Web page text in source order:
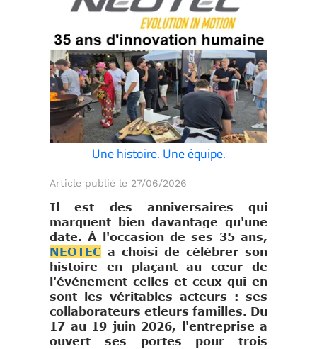
Une histoire. Une équipe.
Article publié le 27/06/2026
Il est des anniversaires qui
marquent bien davantage qu'une
date. À l'occasion de ses 35 ans,
NEOTEC a choisi de célébrer son
histoire en plaçant au cœur de
l'événement celles et ceux qui en
sont les véritables acteurs : ses
collaborateurs etleurs familles. Du
17 au 19 juin 2026, l'entreprise a
ouvert ses portes pour trois